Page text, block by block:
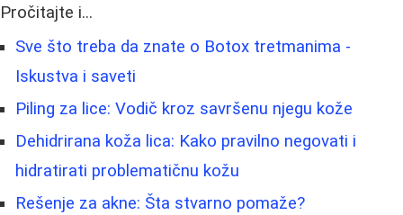
Pročitajte i...
Sve što treba da znate o Botox tretmanima -
Iskustva i saveti
Piling za lice: Vodič kroz savršenu njegu kože
Dehidrirana koža lica: Kako pravilno negovati i
hidratirati problematičnu kožu
Rešenje za akne: Šta stvarno pomaže?